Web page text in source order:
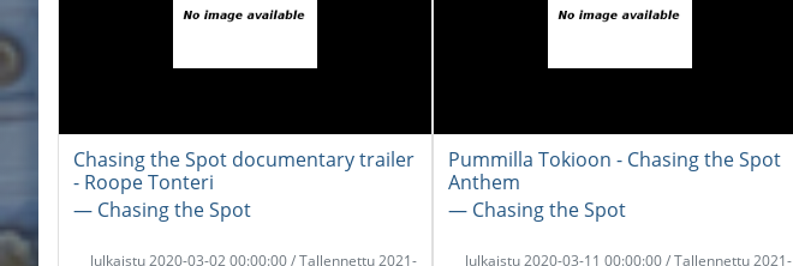
Chasing the Spot documentary trailer
- Roope Tonteri
― Chasing the Spot
Julkaistu 2020-03-02 00:00:00 / Tallennettu 2021-
Pummilla Tokioon - Chasing the Spot
Anthem
― Chasing the Spot
Julkaistu 2020-03-11 00:00:00 / Tallennettu 2021-